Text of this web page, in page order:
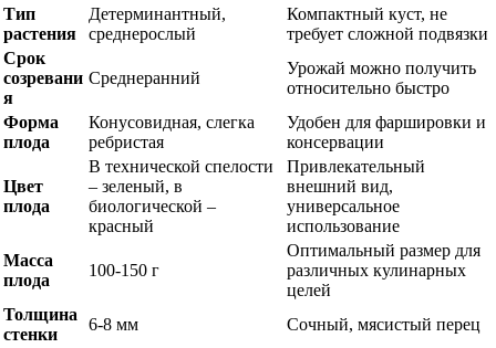
Тип
растения
Детерминантный,
среднерослый
Компактный куст, не
требует сложной подвязки
Срок
созревани
я
Среднеранний
Урожай можно получить
относительно быстро
Форма
плода
Конусовидная, слегка
ребристая
Удобен для фаршировки и
консервации
Цвет
плода
В технической спелости
– зеленый, в
биологической –
красный
Привлекательный
внешний вид,
универсальное
использование
Масса
плода
100-150 г
Оптимальный размер для
различных кулинарных
целей
Толщина
стенки
6-8 мм Сочный, мясистый перец